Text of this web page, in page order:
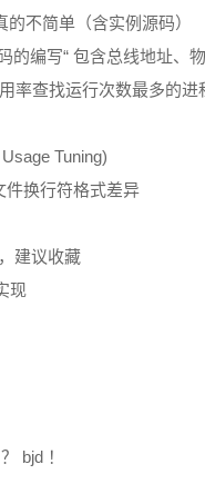
不简单（含实例源码）
编写“ 包含总线地址、
识率查找运行次数最多的进
Tuning)
件换行符格式差异
建议收藏
现
bjd ！